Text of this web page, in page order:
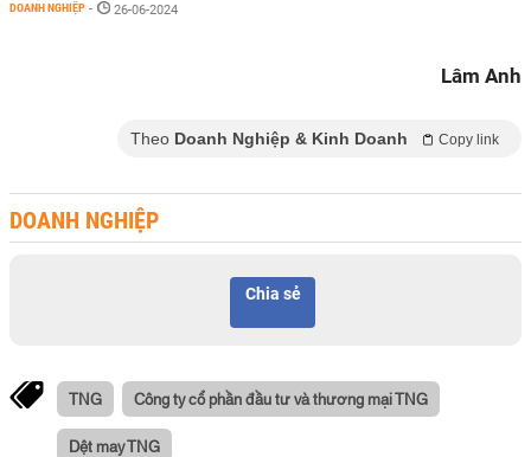
DOANH NGHIỆP - 26-06-2024
Lâm Anh
Theo Doanh Nghiệp & Kinh Doanh Copy link
DOANH NGHIỆP
Chia sẻ
TNG Công ty cổ phần đầu tư và thương mại TNG
Dệt may TNG